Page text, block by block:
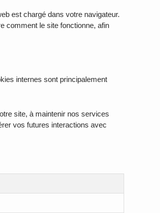
est chargé dans votre navigateur.
comment le site fonctionne, afin
internes sont principalement
site, à maintenir nos services
vos futures interactions avec